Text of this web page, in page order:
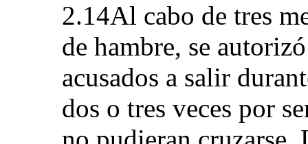
2.14Al cabo de tres
de hambre, se
acusados a salir
dos o tres veces por